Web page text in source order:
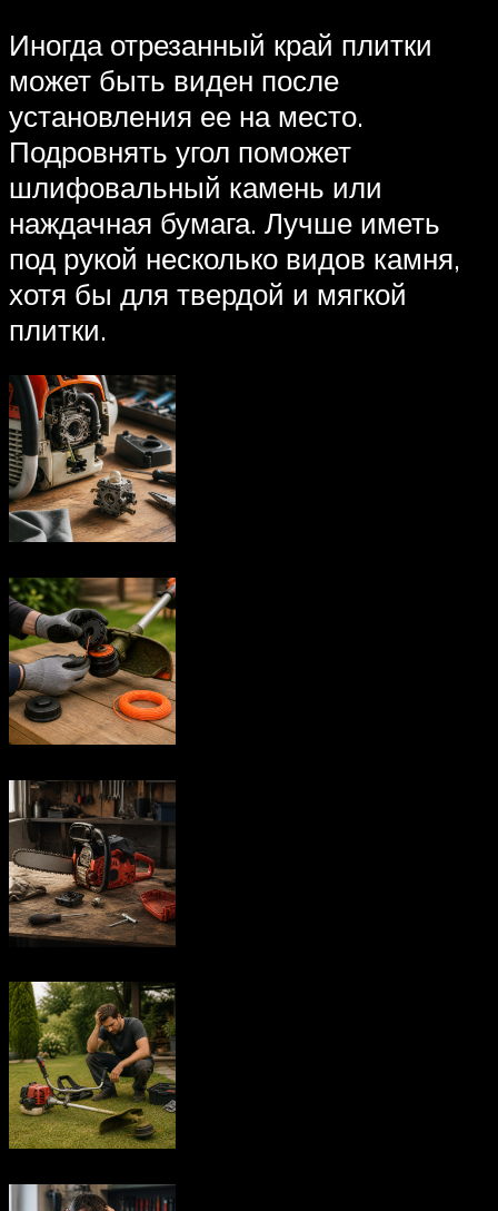
Иногда отрезанный край плитки
может быть виден после
установления ее на место.
Подровнять угол поможет
шлифовальный камень или
наждачная бумага. Лучше иметь
под рукой несколько видов камня,
хотя бы для твердой и мягкой
плитки.